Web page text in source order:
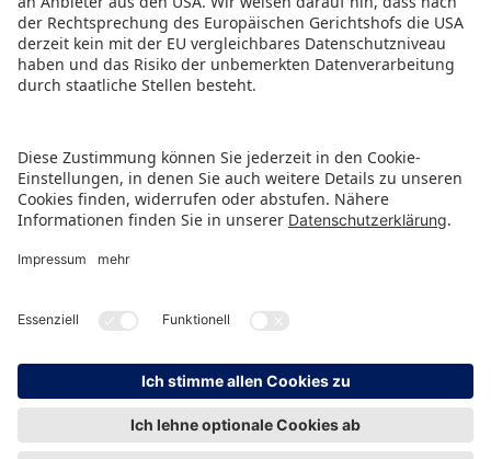
HINWEISGEBERSCHUTZ IMPRESSUM
DATENSCHUTZ
KONTAKT